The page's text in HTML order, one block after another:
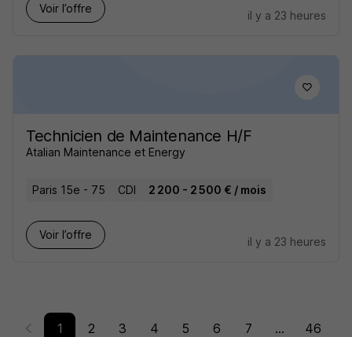
Voir l’offre
il y a 23 heures
Technicien de Maintenance H/F
Atalian Maintenance et Energy
Paris 15e - 75 CDI 2 200 - 2 500 € / mois
Voir l’offre
il y a 23 heures
1 2 3 4 5 6 7 ... 46